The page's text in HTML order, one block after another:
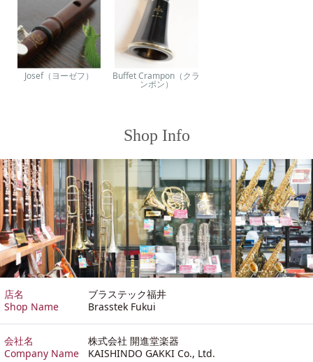
Josef（ヨーゼフ） Buffet Crampon（クラ
ンポン）
Shop Info
店名
Shop Name
ブラステック福井
Brasstek Fukui
会社名
Company Name
株式会社 開進堂楽器
KAISHINDO GAKKI Co., Ltd.